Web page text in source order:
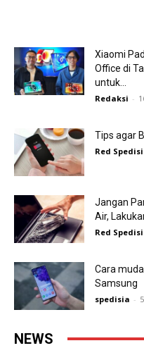
Xiaomi
Office di
untuk...
Redaksi -
Tips agar
Red
Jangan
Air,
Red
Cara
Samsung
spedisia -
NEWS